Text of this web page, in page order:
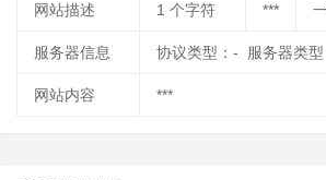
网站描述 1 个字符 ***
服务器信息 协议类型：- 服务器类
网站内容 ***